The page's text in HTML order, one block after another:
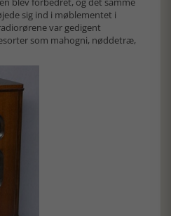
sig ind i møblementet i
var gedigent
som mahogni, nøddetræ,